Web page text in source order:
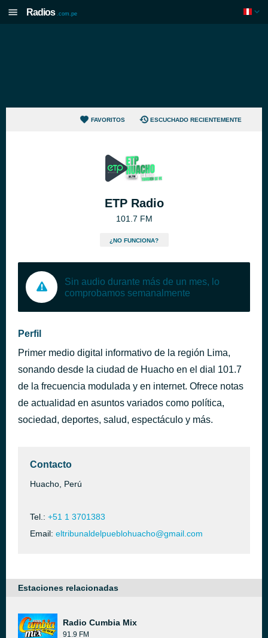
Radios .com.pe
FAVORITOS ESCUCHADO RECIENTEMENTE
ETP Radio
101.7 FM
¿NO FUNCIONA?
Sin audio durante más de un mes, lo
comprobamos semanalmente
Perfil
Primer medio digital informativo de la región Lima,
sonando desde la ciudad de Huacho en el dial 101.7
de la frecuencia modulada y en internet. Ofrece notas
de actualidad en asuntos variados como política,
sociedad, deportes, salud, espectáculo y más.
Contacto
Huacho, Perú
Tel.: +51 1 3701383
Email: eltribunaldelpueblohuacho@gmail.com
Estaciones relacionadas
Radio Cumbia Mix
91.9 FM